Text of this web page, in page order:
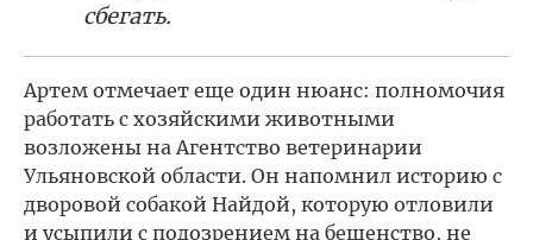
сбегать.
Артем отмечает еще один нюанс: полномочия
работать с хозяйскими животными
возложены на Агентство ветеринарии
Ульяновской области. Он напомнил историю с
дворовой собакой Найдой, которую отловили
и усыпили с подозрением на бешенство, не